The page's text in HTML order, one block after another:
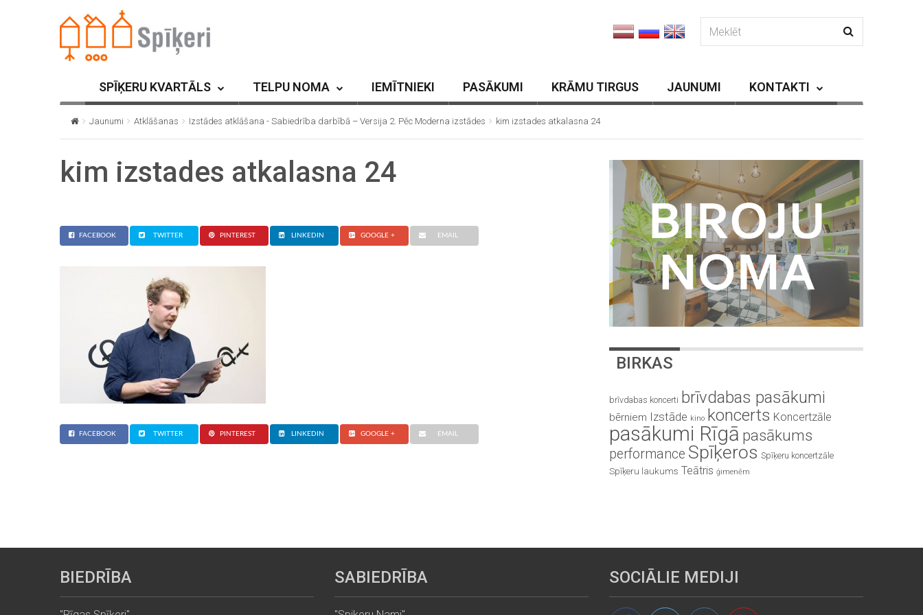
SPĪĶERU KVARTĀLS TELPU NOMA IEMĪTNIEKI PASĀKUMI KRĀMU TIRGUS JAUNUMI KONTAKTI
Jaunumi Atklāšanas Izstādes atklāšana - Sabiedrība darbībā – Versija 2. Pēc Moderna izstādes kim izstades atkalasna 24
kim izstades atkalasna 24
FACEBOOK TWITTER PINTEREST LINKEDIN GOOGLE + EMAIL
FACEBOOK TWITTER PINTEREST LINKEDIN GOOGLE + EMAIL
BIRKAS
brīvdabas koncerti brīvdabas pasākumi
bērniem Izstāde kino koncerts Koncertzāle
pasākumi Rīgā pasākums
performance Spīķeros Spīķeru koncertzāle
Spīķeru laukums Teātris ģimenēm
BIEDRĪBA SABIEDRĪBA SOCIĀLIE MEDIJI